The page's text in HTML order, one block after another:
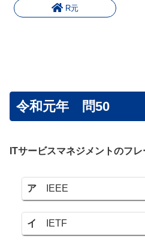
R元
令和元年 問50
ITサービスマネジメントのフレ
ア IEEE
イ IETF